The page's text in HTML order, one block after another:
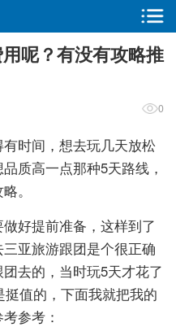
呢？有没有攻略推
0
时间，想去玩几天放松
质高一点那种5天路线，
。
好提前准备，这样到了
亚旅游跟团是个很正确
去的，当时玩5天才花了
值的，下面我就把我的
参考：